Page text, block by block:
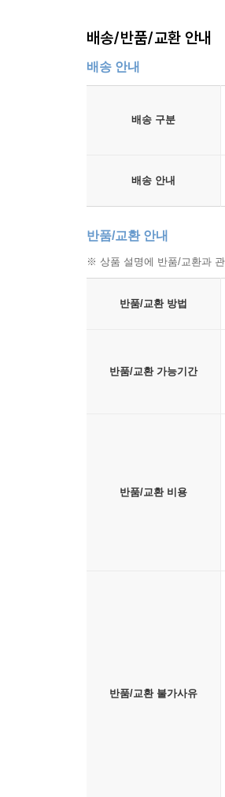
5. 문제 해결 방법의 본보
7. 정직한 자기평가
8. 역사적으로 과거에 경
9. 실패에 대처하는 방법
10. 상황에 따라 유연하게
12. 지정학적 제약으로부
바탕으로 7개 국가를 분
맞닥뜨렸다.
외부의 군사적 위협으로
핀란드는 1939년 국경
대처해야 했다. 핀란드
소련의 신뢰를 얻어야
유연한 대응이 작용한 결
포기할 것인지에 대해 선
■ 국내의 정치적 타협이
칠레와 인도네시아는
대해서는 1번째 요인인
신자유주의 정책을 채
문제를 해결하고자 했다.
■ 점진적으로 누적된 비
독일과 오스트레일리아
정치적 분할 등 여러 문
위기 해결의 핵심이라
오스트레일리아는 전쟁
가치를 고수하는 것이
배송/반품/교환 안내
배송 안내
배송 구분
배송 안내
반품/교환 안내
※ 상품 설명에 반품/교환과
반품/교환 방법
반품/교환 가능기간
반품/교환 비용
반품/교환 불가사유